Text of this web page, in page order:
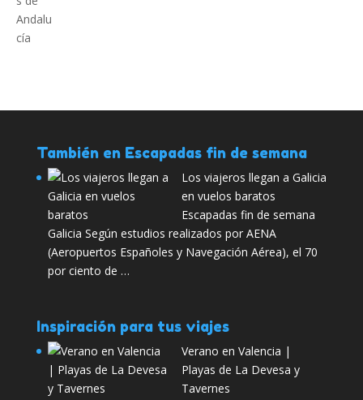
También en Escapadas fin de semana
Los viajeros llegan a Galicia
en vuelos baratos
Escapadas fin de semana
Galicia Según estudios realizados por AENA
(Aeropuertos Españoles y Navegación Aérea), el 70
por ciento de …
Inspiración para tus viajes
Verano en Valencia |
Playas de La Devesa y
Tavernes